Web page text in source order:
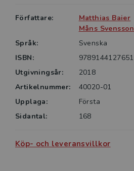
Författare:
Matthias Baier
Måns Svensson
Språk:
Svenska
ISBN:
9789144127651
Utgivningsår:
2018
Artikelnummer:
40020-01
Upplaga:
Första
Sidantal:
168
Köp- och leveransvillkor